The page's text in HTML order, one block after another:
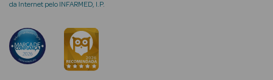
Ver Tudo
Cosmética
da Internet pelo INFARMED, I.P.